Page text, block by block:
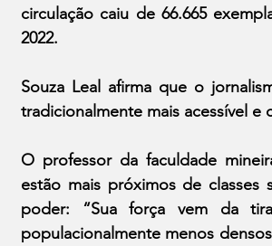
circulação caiu de 66.665
2022.
Souza Leal afirma que o
tradicionalmente mais acessível e
O professor da faculdade
estão mais próximos de classes
poder: “Sua força vem da
populacionalmente menos